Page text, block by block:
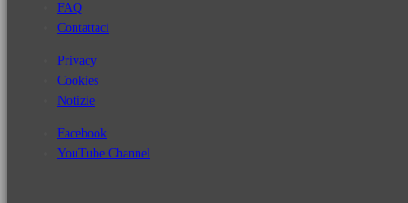
FAQ
Contattaci
Privacy
Cookies
Notizie
Facebook
YouTube Channel